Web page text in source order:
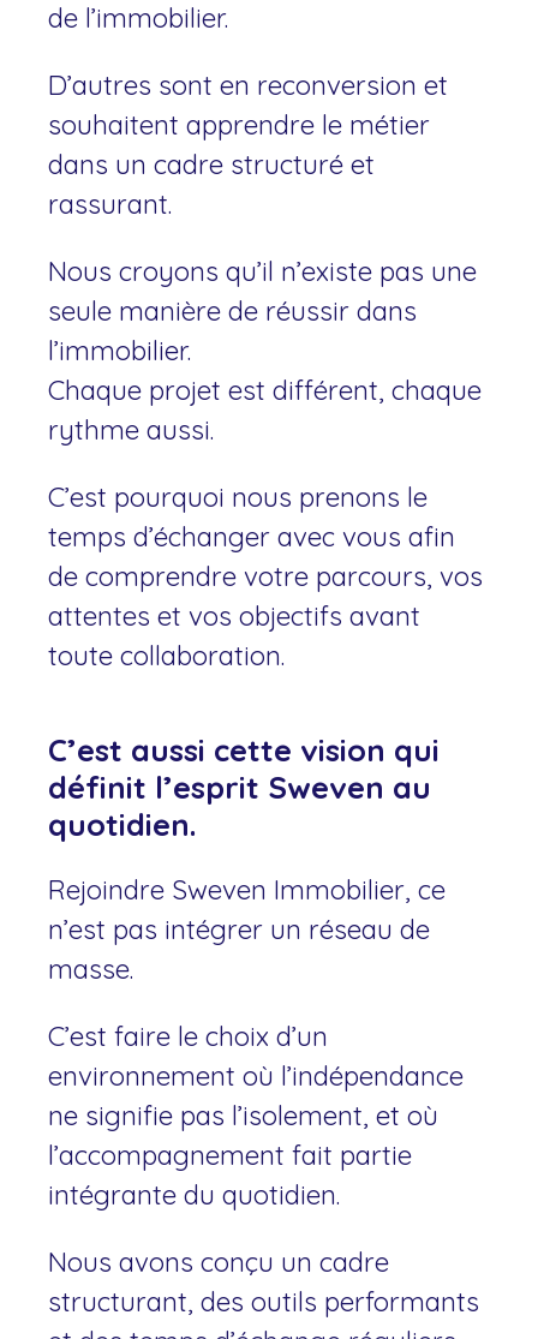
de l’immobilier.
D’autres sont en reconversion et
souhaitent apprendre le métier
dans un cadre structuré et
rassurant.
Nous croyons qu’il n’existe pas une
seule manière de réussir dans
l’immobilier.
Chaque projet est différent, chaque
rythme aussi.
C’est pourquoi nous prenons le
temps d’échanger avec vous afin
de comprendre votre parcours, vos
attentes et vos objectifs avant
toute collaboration.
C’est aussi cette vision qui
définit l’esprit Sweven au
quotidien.
Rejoindre Sweven Immobilier, ce
n’est pas intégrer un réseau de
masse.
C’est faire le choix d’un
environnement où l’indépendance
ne signifie pas l’isolement, et où
l’accompagnement fait partie
intégrante du quotidien.
Nous avons conçu un cadre
structurant, des outils performants